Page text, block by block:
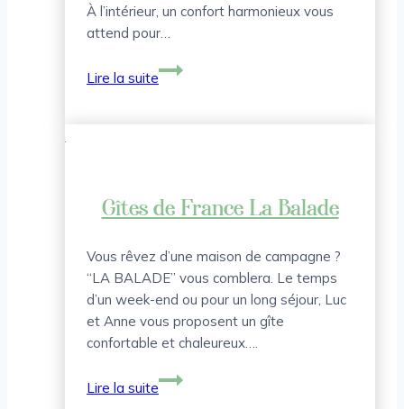
À l’intérieur, un confort harmonieux vous
attend pour…
Lire la suite
Gîte
Les
Gîtes de France La Balade
Vous rêvez d’une maison de campagne ?
“LA BALADE” vous comblera. Le temps
d’un week-end ou pour un long séjour, Luc
et Anne vous proposent un gîte
confortable et chaleureux….
Lire la suite
Gîtes
de